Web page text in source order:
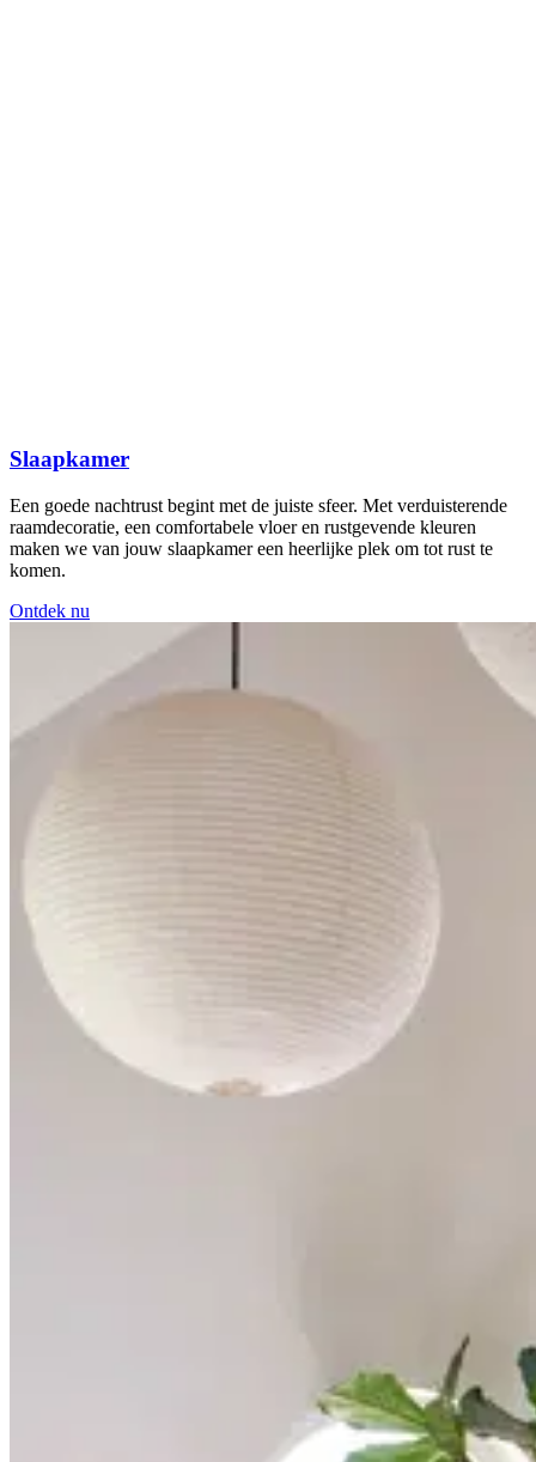
Slaapkamer
Een goede nachtrust begint met de juiste sfeer. Met verduisterende
raamdecoratie, een comfortabele vloer en rustgevende kleuren
maken we van jouw slaapkamer een heerlijke plek om tot rust te
komen.
Ontdek nu